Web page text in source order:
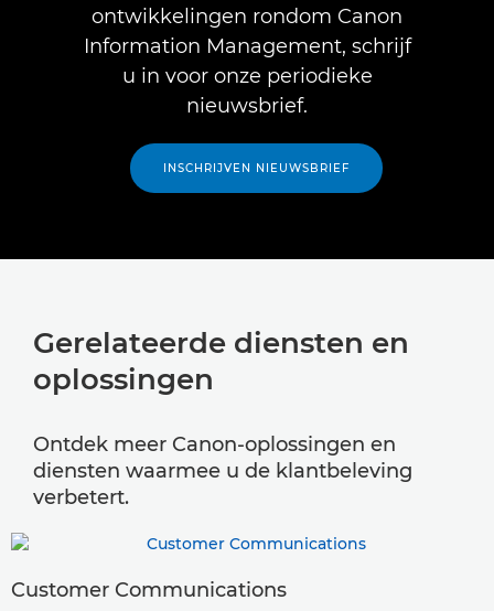
ontwikkelingen rondom Canon
Information Management, schrijf
u in voor onze periodieke
nieuwsbrief.
INSCHRIJVEN NIEUWSBRIEF
Gerelateerde diensten en
oplossingen
Ontdek meer Canon-oplossingen en
diensten waarmee u de klantbeleving
verbetert.
Customer Communications